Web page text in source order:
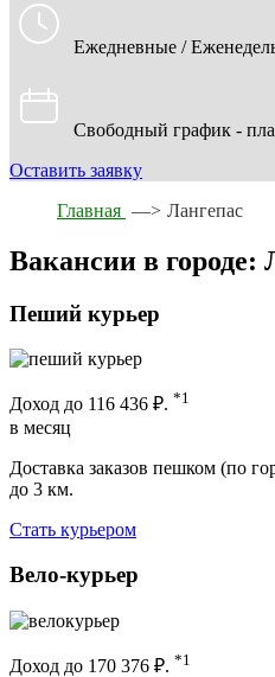
Ежедневные /
Свободный график -
Оставить заявку
Главная —> Лангепас
Вакансии в городе:
Пеший курьер
Доход до 116 436 ₽. *1
в месяц
Доставка заказов пешком (по
до 3 км.
Стать курьером
Вело-курьер
Доход до 170 376 ₽. *1